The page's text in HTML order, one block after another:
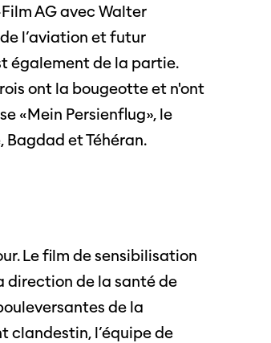
Soutien
Durabilité
Association
SSJS
Sur l'année
Cinetour
«Panorama
Suisse» Locarno
AG avec Walter
l’aviation et futur
également de la partie.
ont la bougeotte et n'ont
«Mein Persienflug», le
et Téhéran.
Le film de sensibilisation
direction de la santé de
de la
clandestin, l’équipe de